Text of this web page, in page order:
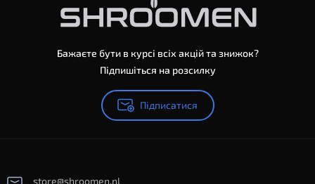
Бажаєте бути в курсі всіх акцій та знижок?
Підпишіться на розсилку
Підписатися
store@shroomen.nl